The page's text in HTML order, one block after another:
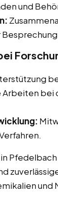
und
bei
und